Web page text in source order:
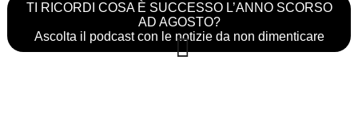
TI RICORDI COSA È SUCCESSO L’ANNO SCORSO
AD AGOSTO?
Ascolta il podcast con le notizie da non dimenticare